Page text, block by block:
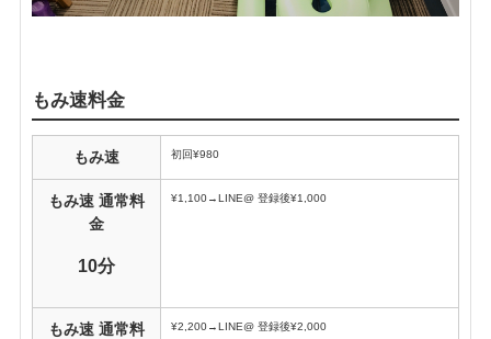
もみ速料金
もみ速 初回¥980
もみ速 通常料
金
10分
¥1,100→LINE@ 登録後¥1,000
もみ速 通常料
¥2,200→LINE@ 登録後¥2,000